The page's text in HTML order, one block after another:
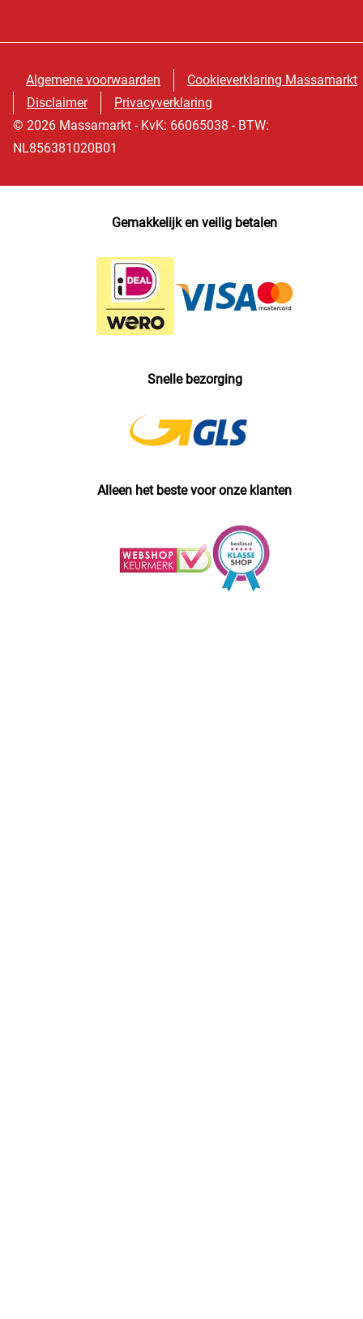
Algemene voorwaarden
Cookieverklaring Massamarkt
Disclaimer
Privacyverklaring
© 2026 Massamarkt - KvK: 66065038 - BTW:
NL856381020B01
Gemakkelijk en veilig betalen
Snelle bezorging
Alleen het beste voor onze klanten